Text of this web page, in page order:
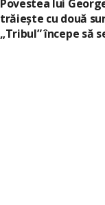
Povestea lui
trăiește cu două
„Tribul” începe să